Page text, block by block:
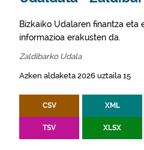
Bizkaiko Udalaren finantza eta
informazioa erakusten da.
Zaldibarko Udala
Azken aldaketa 2026 uztaila 15
CSV XML
TSV XLSX